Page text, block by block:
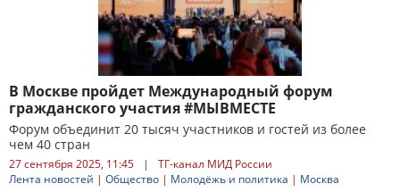
В Москве пройдет Международный форум
гражданского участия #МЫВМЕСТЕ
Форум объединит 20 тысяч участников и гостей из более
чем 40 стран
27 сентября 2025, 11:45 |
ТГ-канал МИД России
Лента новостей | Общество | Молодёжь и политика | Москва